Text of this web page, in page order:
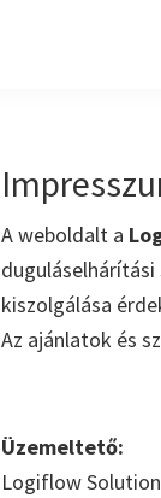
A weboldalt a
kiszolgálása
Az ajánlatok és
Üzemeltető:
Logiflow